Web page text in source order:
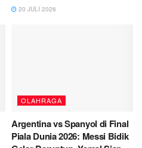
20 JULI 2026
OLAHRAGA
Argentina vs Spanyol di Final
Piala Dunia 2026: Messi Bidik